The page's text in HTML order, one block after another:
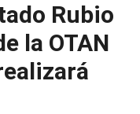
Rubio
la OTAN